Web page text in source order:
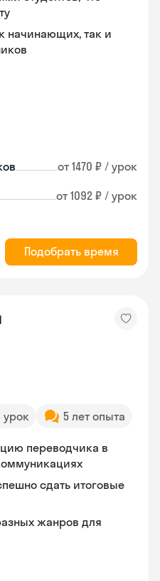
начинающих, так и
от 1470 ₽ / урок
от 1092 ₽ / урок
Подобрать время
урок 5 лет опыта
переводчика в
сдать итоговые
жанров для